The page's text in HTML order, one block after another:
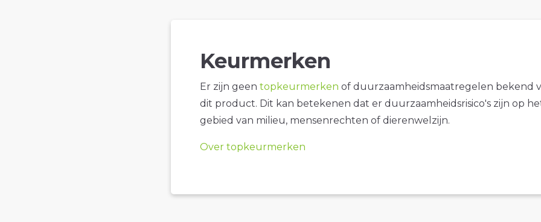
Keurmerken
Er zijn geen topkeurmerken of duurzaamheidsmaatregelen bekend
dit product. Dit kan betekenen dat er duurzaamheidsrisico's zijn op
gebied van milieu, mensenrechten of dierenwelzijn.
Over topkeurmerken